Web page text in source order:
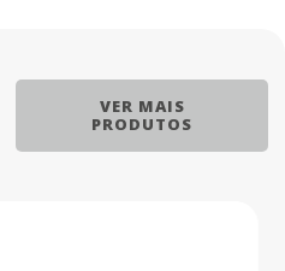
VER MAIS
PRODUTOS